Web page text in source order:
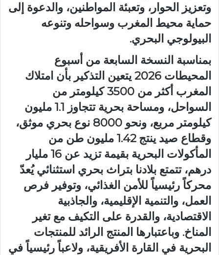
وتعزيز الحوار، وتعبئة المواطنين، والدعوة إلى
حماية محيط المغرب وسواحله وتنوعه
البيولوجي البحري.
بمناسبة النسخة السابعة من أسبوع
المحيطات 2026 يتعين التذكير بأن امتلاك
المغرب أكثر من 3500 كيلومتر من
السواحل، ومساحة بحرية تتجاوز 1.1 مليون
كيلومتر مربع، ونحو 8000 نوع بحري موثق،
وقطاع صيد ينتج 1.42 مليون طن من
المأكولات البحرية بقيمة تزيد عن 16 مليار
درهم، تتمتع بلادنا بتراث بحري استثنائي يُعدّ
محركاً رئيسياً للأمن الغذائي، وتوفير فرص
العمل، والتنمية الإقليمية، والجاذبية
الاقتصادية، والقدرة على التكيف مع تغير
المناخ. وباعتبارها المنتج الرائد للمنتجات
البحرية في القارة الأفريقية، ولاعباً رئيسياً في